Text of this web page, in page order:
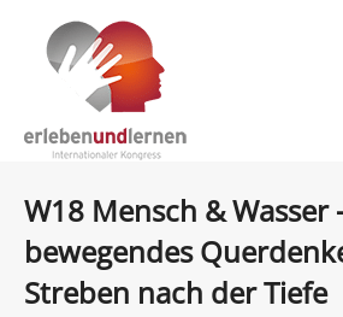
W18 Mensch & Wasser
bewegendes
Streben nach der Tiefe